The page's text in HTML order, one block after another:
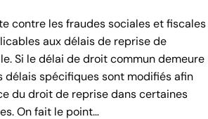
contre les fraudes sociales et fiscales
aux délais de reprise de
Si le délai de droit commun demeure
délais spécifiques sont modifiés afin
du droit de reprise dans certaines
On fait le point…